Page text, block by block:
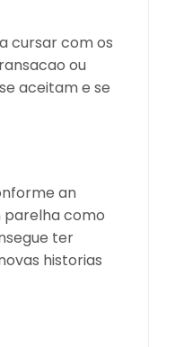
cursar com os
ou
aceitam e se
an
parelha como
ter
historias